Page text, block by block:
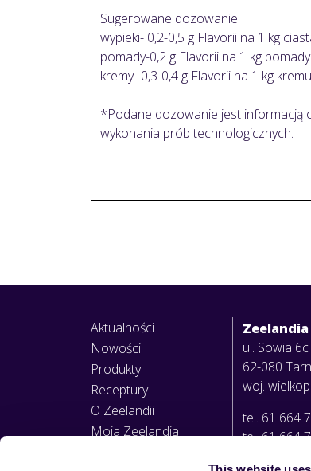
Sugerowane dozowanie:
wypieki- 0,2-0,5 g Flavorii na 1 kg
pomady-0,2 g Flavorii na 1 kg pomady
kremy- 0,3-0,4 g Flavorii na 1 kg
*Podane dozowanie jest informacją
wykonania prób technologicznych.
Aktualności
Nowości
Produkty
Receptury
O Zeelandii
Moja Zeelandia
Zeelandia
ul. Sowia 6c
62-080
woj.
tel. 61 664
tel. 61 664